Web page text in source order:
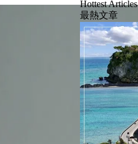
Hottest Articles
最熱文章